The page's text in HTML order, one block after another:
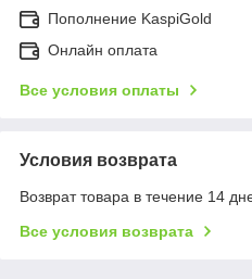
Пополнение KaspiGold
Онлайн оплата
Все условия оплаты
Условия возврата
Возврат товара в течение 14
Все условия возврата